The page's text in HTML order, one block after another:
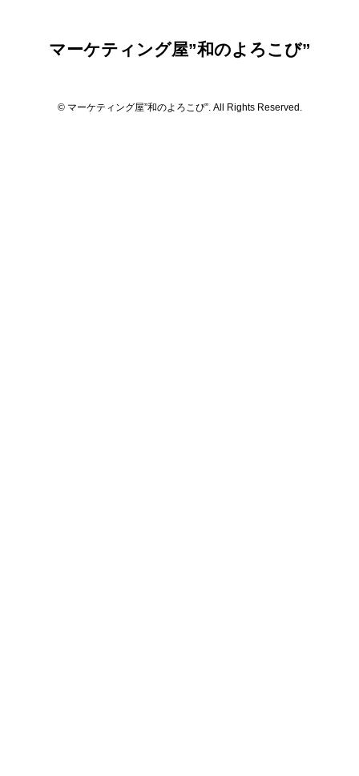
マーケティング屋”和のよろこび”
© マーケティング屋”和のよろこび”. All Rights Reserved.